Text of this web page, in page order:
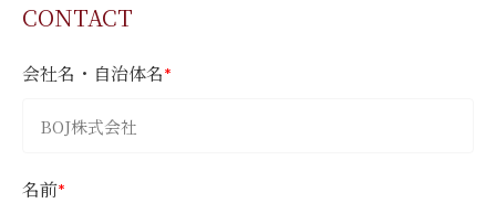
CONTACT
会社名・自治体名*
名前*